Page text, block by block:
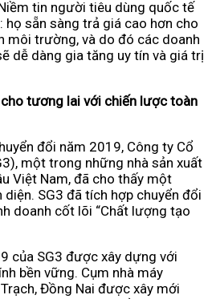
tin người tiêu dùng quốc tế
họ sẵn sàng trả giá cao hơn cho
môi trường, và do đó các doanh
dễ dàng gia tăng uy tín và giá trị
cho tương lai với chiến lược toàn
đổi năm 2019, Công ty Cổ
một trong những nhà sản xuất
Việt Nam, đã cho thấy một
SG3 đã tích hợp chuyển đổi
doanh cốt lõi “Chất lượng tạo
của SG3 được xây dựng với
bền vững. Cụm nhà máy
Đồng Nai được xây mới